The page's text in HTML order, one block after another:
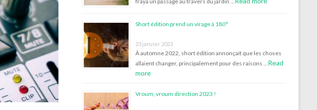
Short édition prend un virage à 180°
23 janvier 2023
À automne 2022, short édition annonçait que les choses
allaient changer, principalement pour des raisons …Read
more
Vroum, vroum direction 2023 !